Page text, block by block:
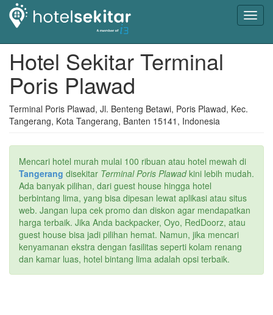
Hotel Sekitar Terminal
Poris Plawad
Terminal Poris Plawad, Jl. Benteng Betawi, Poris Plawad, Kec.
Tangerang, Kota Tangerang, Banten 15141, Indonesia
Mencari hotel murah mulai 100 ribuan atau hotel mewah di
Tangerang disekitar Terminal Poris Plawadkini lebih mudah.
Ada banyak pilihan, dari guest house hingga hotel
berbintang lima, yang bisa dipesan lewat aplikasi atau situs
web. Jangan lupa cek promo dan diskon agar mendapatkan
harga terbaik. Jika Anda backpacker, Oyo, RedDoorz, atau
guest house bisa jadi pilihan hemat. Namun, jika mencari
kenyamanan ekstra dengan fasilitas seperti kolam renang
dan kamar luas, hotel bintang lima adalah opsi terbaik.